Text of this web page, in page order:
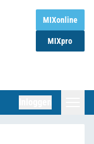
MIXonline
MIXpro